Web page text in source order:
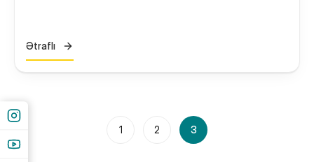
Ətraflı
1 2 3